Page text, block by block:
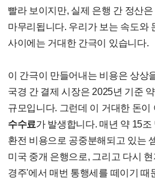
빨라 보이지만, 실제 은행 간 정산
마무리됩니다. 우리가 보는 속도와
사이에는 거대한 간극이 있습니다.
이 간극이 만들어내는 비용은 상상
국경 간 결제 시장은 2025년 기준 약
규모입니다. 그런데 이 거대한 돈
수수료가 발생합니다. 매년 약 15
환전 비용으로 공중분해되고 있는
미국 중개 은행으로, 그리고 다시 현
경주'에서 매번 통행세를 떼이기 때